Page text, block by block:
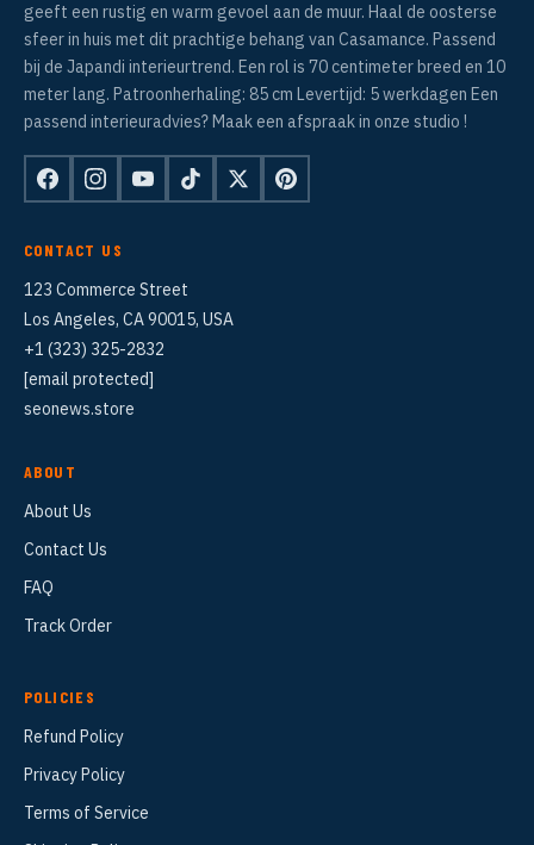
geeft een rustig en warm gevoel aan de muur. Haal de oosterse
sfeer in huis met dit prachtige behang van Casamance. Passend
bij de Japandi interieurtrend. Een rol is 70 centimeter breed en 10
meter lang. Patroonherhaling: 85 cm Levertijd: 5 werkdagen Een
passend interieuradvies? Maak een afspraak in onze studio !
CONTACT US
123 Commerce Street
Los Angeles, CA 90015, USA
+1 (323) 325-2832
[email protected]
seonews.store
ABOUT
About Us
Contact Us
FAQ
Track Order
POLICIES
Refund Policy
Privacy Policy
Terms of Service